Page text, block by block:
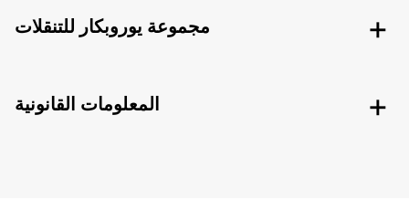
مجموعة يوروبكار للتنقلات
المعلومات القانونية